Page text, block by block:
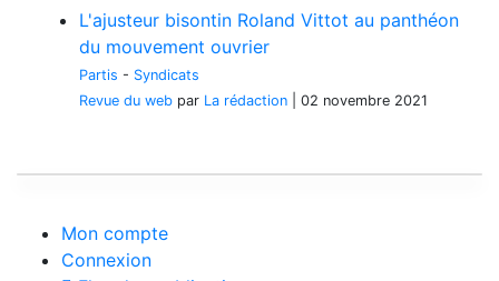
L'ajusteur bisontin Roland Vittot au panthéon
du mouvement ouvrier
Partis - Syndicats
Revue du web par La rédaction 02 novembre 2021
Mon compte
Connexion